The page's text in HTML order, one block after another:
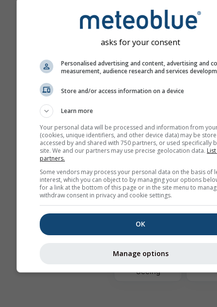
vopred.
Predpoveď je vytvorená
„ensemble“ modelov. Na
predpovedateľnosti sa
niekoľko behov modelu s
počiatočnými
Viac meteorologických
Sezónna
predpoveď
Seeing
asks for your consent
Personalised advertising and content, advertising and
measurement, audience research and services
Store and/or access information on a device
Learn more
Your personal data will be processed and information from
(cookies, unique identifiers, and other device data) may be
accessed by and shared with 750 partners, or used specifically
site. We and our partners may use precise geolocation data.
partners.
Some vendors may process your personal data on the basis of
interest, which you can object to by managing your options
for a link at the bottom of this page or in the site menu to
withdraw consent in privacy and cookie settings.
OK
Manage options